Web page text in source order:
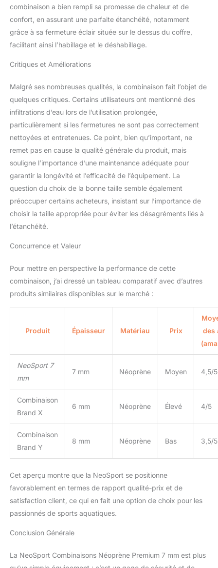
combinaison a bien rempli sa promesse de chaleur et de
confort, en assurant une parfaite étanchéité, notamment
grâce à sa fermeture éclair située sur le dessus du coffre,
facilitant ainsi l’habillage et le déshabillage.
Critiques et Améliorations
Malgré ses nombreuses qualités, la combinaison fait l’objet de
quelques critiques. Certains utilisateurs ont mentionné des
infiltrations d’eau lors de l’utilisation prolongée,
particulièrement si les fermetures ne sont pas correctement
nettoyées et entretenues. Ce point, bien qu’important, ne
remet pas en cause la qualité générale du produit, mais
souligne l’importance d’une maintenance adéquate pour
garantir la longévité et l’efficacité de l’équipement. La
question du choix de la bonne taille semble également
préoccuper certains acheteurs, insistant sur l’importance de
choisir la taille appropriée pour éviter les désagréments liés à
l’étanchéité.
Concurrence et Valeur
Pour mettre en perspective la performance de cette
combinaison, j’ai dressé un tableau comparatif avec d’autres
produits similaires disponibles sur le marché :
Produit Épaisseur Matériau Prix
des
NeoSport 7
mm
7 mm Néoprène Moyen 4,5/5
Combinaison
Brand X
6 mm Néoprène Élevé 4/5
Combinaison
Brand Y
8 mm Néoprène Bas 3,5/5
Cet aperçu montre que la NeoSport se positionne
favorablement en termes de rapport qualité-prix et de
satisfaction client, ce qui en fait une option de choix pour les
passionnés de sports aquatiques.
Conclusion Générale
La NeoSport Combinaisons Néoprène Premium 7 mm est plus